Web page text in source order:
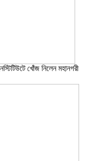
খোঁজ নিলেন মহানগরী